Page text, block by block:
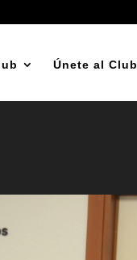
Únete al Club